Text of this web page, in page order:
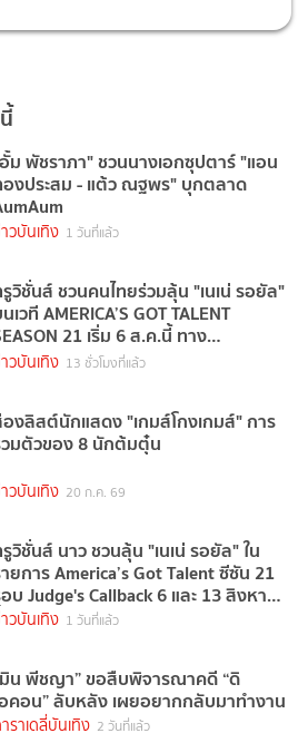
ม พัชราภา" ชวนนางเอกซุปตาร์ "แอน
งประสม - แต้ว ณฐพร" บุกตลาด
วบันเทิง 1 วันที่แล้ว
วิชั่นส์ ชวนคนไทยร่วมลุ้น "เนเน่ รอยัล"
เวที AMERICA’S GOT TALENT
21 เริ่ม 6 ส.ค.นี้ ทาง
NOW
วบันเทิง 13 ชั่วโมงที่แล้ว
งลิสต์นักแสดง "เกมส์โกงเกมส์" การ
มตัวของ 8 นักต้มตุ๋น
วบันเทิง 20 ก.ค. 69
วิชั่นส์ นาว ชวนลุ้น "เนเน่ รอยัล" ใน
ยการ America’s Got Talent ซีซัน 21
บ Judge's Callback 6 และ 13 สิงหาคม
วบันเทิง 1 วันที่แล้ว
น พีชญา” ขอสืบพิจารณาคดี “ดิ
คอน” ลับหลัง เผยอยากกลับมาทำงาน
ราเดลี่บันเทิง 2 วันที่แล้ว